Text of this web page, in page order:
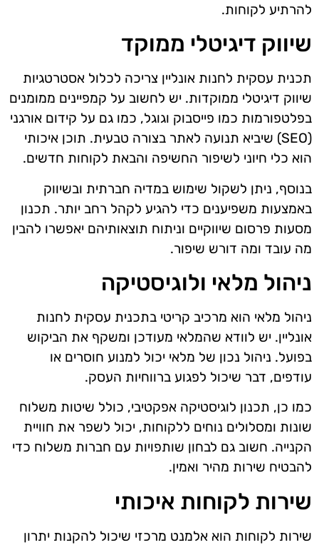
להרתיע לקוחות.
שיווק דיגיטלי ממוקד
תכנית עסקית לחנות אונליין צריכה לכלול אסטרטגיות
שיווק דיגיטלי ממוקדות. יש לחשוב על קמפיינים ממומנים
בפלטפורמות כמו פייסבוק וגוגל, כמו גם על קידום אורגני
(SEO) שיביא תנועה לאתר בצורה טבעית. תוכן איכותי
הוא כלי חיוני לשיפור החשיפה והבאת לקוחות חדשים.
בנוסף, ניתן לשקול שימוש במדיה חברתית ובשיווק
באמצעות משפיענים כדי להגיע לקהל רחב יותר. תכנון
מסעות פרסום שיווקיים וניתוח תוצאותיהם יאפשרו להבין
מה עובד ומה דורש שיפור.
ניהול מלאי ולוגיסטיקה
ניהול מלאי הוא מרכיב קריטי בתכנית עסקית לחנות
אונליין. יש לוודא שהמלאי מעודכן ומשקף את הביקוש
בפועל. ניהול נכון של מלאי יכול למנוע חוסרים או
עודפים, דבר שיכול לפגוע ברווחיות העסק.
כמו כן, תכנון לוגיסטיקה אפקטיבי, כולל שיטות משלוח
שונות ומסלולים נוחים ללקוחות, יכול לשפר את חוויית
הקנייה. חשוב גם לבחון שותפויות עם חברות משלוח כדי
להבטיח שירות מהיר ואמין.
שירות לקוחות איכותי
שירות לקוחות הוא אלמנט מרכזי שיכול להקנות יתרון